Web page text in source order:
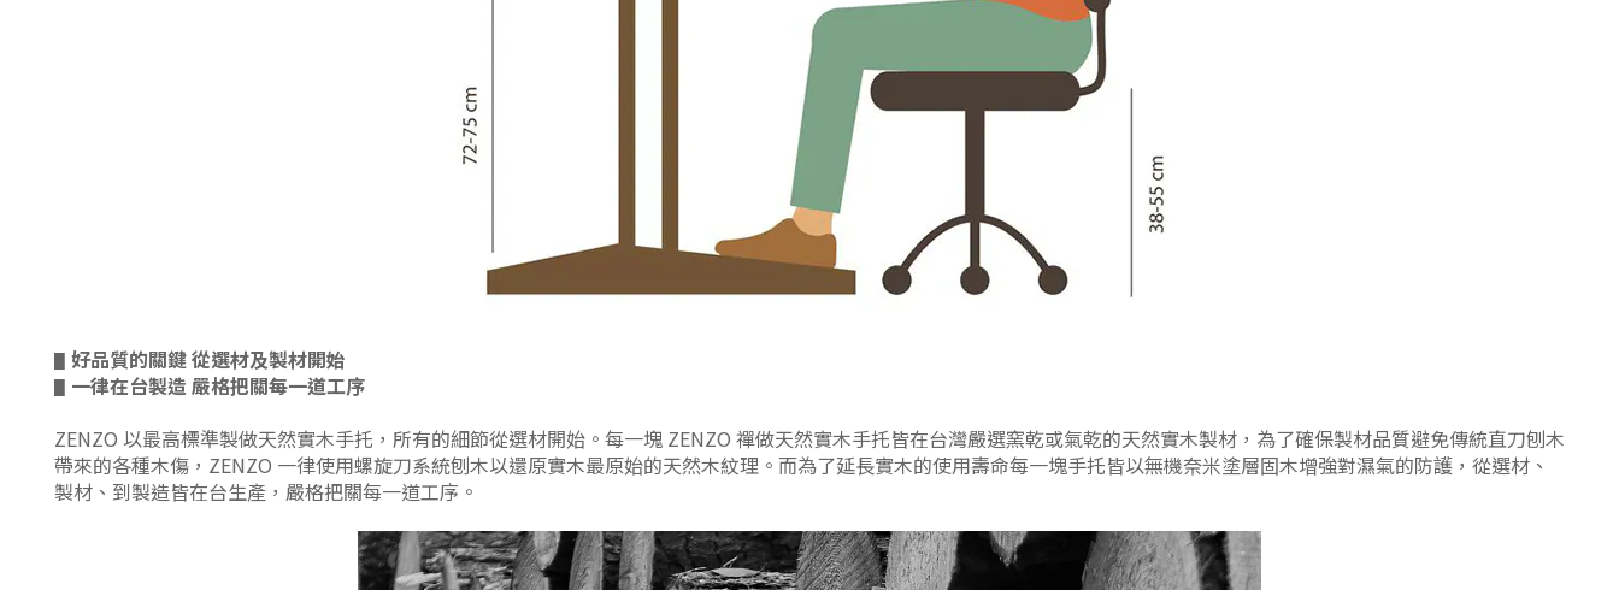
▋ 好品質的關鍵 從選材及製材開始
▋ 一律在台製造 嚴格把關每一道工序
ZENZO 以最高標準製做天然實木手托，所有的細節從選材開始。每一塊 ZENZO 禪做天然實木手托皆在台灣嚴選窯乾或氣乾的天然實木製材，為了確保製材品質避免傳統直刀刨木
帶來的各種木傷，ZENZO 一律使用螺旋刀系統刨木以還原實木最原始的天然木紋理。而為了延長實木的使用壽命每一塊手托皆以無機奈米塗層固木增強對濕氣的防護，從選材、
製材、到製造皆在台生產，嚴格把關每一道工序。